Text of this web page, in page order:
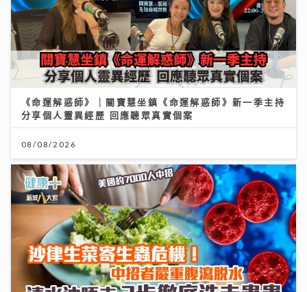
《命運解惑師》｜關寶慧坐鎮《命運解惑師》新一季主持
分享個人靈異經歷 回應聽眾真實個案
08/08/2026